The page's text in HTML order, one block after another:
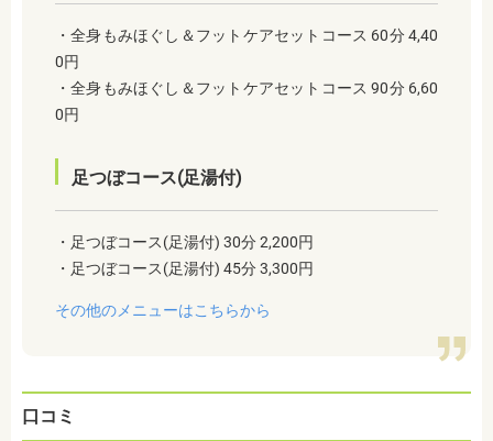
・全身もみほぐし＆フットケアセットコース 60分 4,40
0円
・全身もみほぐし＆フットケアセットコース 90分 6,60
0円
足つぼコース(足湯付)
・足つぼコース(足湯付) 30分 2,200円
・足つぼコース(足湯付) 45分 3,300円
その他のメニューはこちらから
口コミ